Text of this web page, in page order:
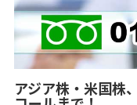
アジア株・米国株